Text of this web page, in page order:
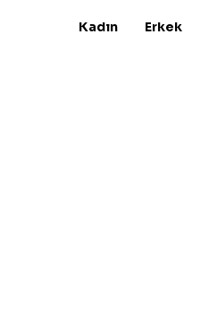
Kadın Erkek